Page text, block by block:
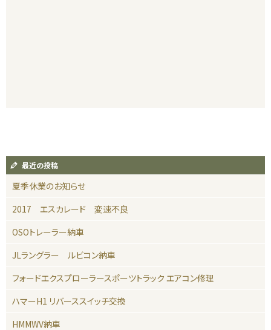
最近の投稿
夏季休業のお知らせ
2017 エスカレード 変速不良
OSOトレーラー納車
JLラングラー ルビコン納車
フォードエクスプローラースポーツトラック エアコン修理
ハマーH1 リバーススイッチ交換
HMMWV納車